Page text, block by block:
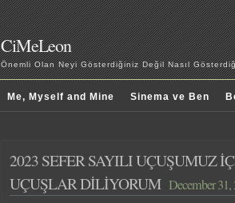
CiMeLeon
Önemli Olan Neyi Gösterdiğiniz Değil Nasıl
Me, Myself and Mine Sinema ve Ben
2023 SEFER SAYILI UÇUŞUMUZ
UÇUŞLAR DİLİYORUM December 31,